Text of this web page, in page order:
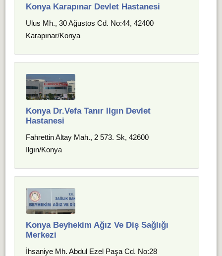
Konya Karapınar Devlet Hastanesi
Ulus Mh., 30 Ağustos Cd. No:44, 42400
Karapınar/Konya
Konya Dr.Vefa Tanır Ilgın Devlet
Hastanesi
Fahrettin Altay Mah., 2 573. Sk, 42600
Ilgın/Konya
Konya Beyhekim Ağız Ve Diş Sağlığı
Merkezi
İhsaniye Mh. Abdul Ezel Paşa Cd. No:28